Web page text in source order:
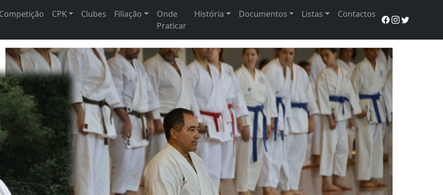
CPK Clubes Filiação
Onde
Praticar
História Documentos Listas Contactos